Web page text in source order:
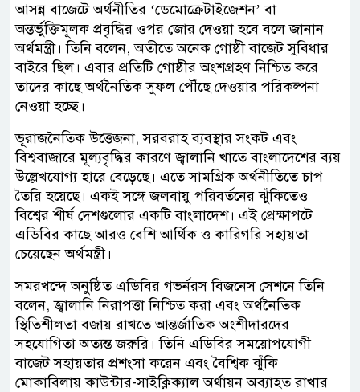
আসন্ন বাজেটে অর্থনীতির ‘ডেমোক্রেটাইজেশন’ বা
অন্তর্ভুক্তিমূলক প্রবৃদ্ধির ওপর জোর দেওয়া হবে বলে জানান
অর্থমন্ত্রী। তিনি বলেন, অতীতে অনেক গোষ্ঠী বাজেট সুবিধার
বাইরে ছিল। এবার প্রতিটি গোষ্ঠীর অংশগ্রহণ নিশ্চিত করে
তাদের কাছে অর্থনৈতিক সুফল পৌঁছে দেওয়ার পরিকল্পনা
নেওয়া হচ্ছে।
ভূরাজনৈতিক উত্তেজনা, সরবরাহ ব্যবস্থার সংকট এবং
বিশ্ববাজারে মূল্যবৃদ্ধির কারণে জ্বালানি খাতে বাংলাদেশের ব্যয়
উল্লেখযোগ্য হারে বেড়েছে। এতে সামগ্রিক অর্থনীতিতে চাপ
তৈরি হয়েছে। একই সঙ্গে জলবায়ু পরিবর্তনের ঝুঁকিতেও
বিশ্বের শীর্ষ দেশগুলোর একটি বাংলাদেশ। এই প্রেক্ষাপটে
এডিবির কাছে আরও বেশি আর্থিক ও কারিগরি সহায়তা
চেয়েছেন অর্থমন্ত্রী।
সমরখন্দে অনুষ্ঠিত এডিবির গভর্নরস বিজনেস সেশনে তিনি
বলেন, জ্বালানি নিরাপত্তা নিশ্চিত করা এবং অর্থনৈতিক
স্থিতিশীলতা বজায় রাখতে আন্তর্জাতিক অংশীদারদের
সহযোগিতা অত্যন্ত জরুরি। তিনি এডিবির সময়োপযোগী
বাজেট সহায়তার প্রশংসা করেন এবং বৈশ্বিক ঝুঁকি
মোকাবিলায় কাউন্টার-সাইক্লিক্যাল অর্থায়ন অব্যাহত রাখার